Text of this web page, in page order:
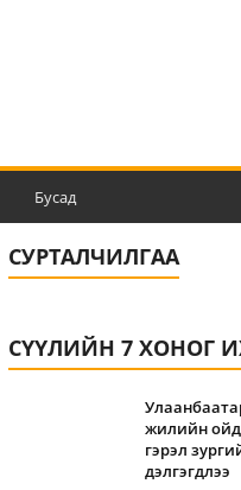
Бусад
СУРТАЛЧИЛГАА
СҮҮЛИЙН 7 ХОНОГ
жилийн ойд
гэрэл
дэлгэгдлээ